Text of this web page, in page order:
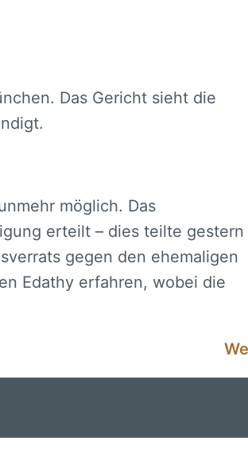
Das Gericht sieht die
möglich. Das
erteilt – dies teilte gestern
gegen den ehemaligen
Edathy erfahren, wobei die